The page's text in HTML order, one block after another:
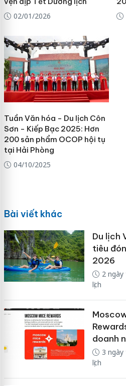
02/01/2026
Tuần Văn hóa - Du lịch Côn
Sơn - Kiếp Bạc 2025: Hơn
200 sản phẩm OCOP hội tụ
tại Hải Phòng
04/10/2025
Bài viết khác
Du lịch
tiêu
2026
2
lịch
doanh
3
lịch